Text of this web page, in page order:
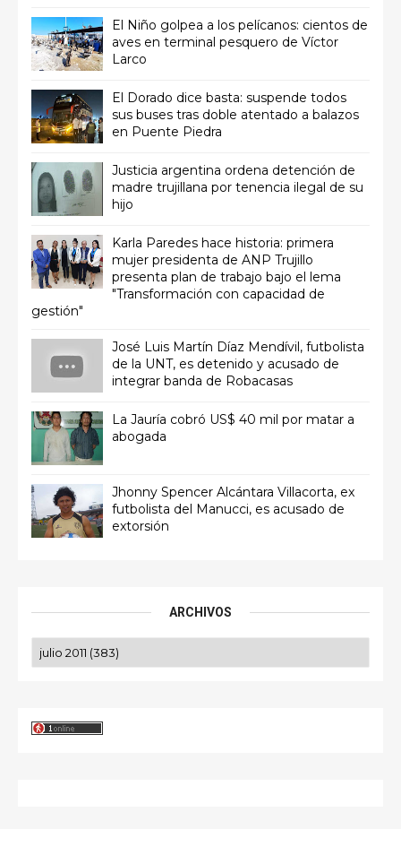
El Niño golpea a los pelícanos: cientos de
aves en terminal pesquero de Víctor
Larco
El Dorado dice basta: suspende todos
sus buses tras doble atentado a balazos
en Puente Piedra
Justicia argentina ordena detención de
madre trujillana por tenencia ilegal de su
hijo
Karla Paredes hace historia: primera
mujer presidenta de ANP Trujillo
presenta plan de trabajo bajo el lema
"Transformación con capacidad de
gestión"
José Luis Martín Díaz Mendívil, futbolista
de la UNT, es detenido y acusado de
integrar banda de Robacasas
La Jauría cobró US$ 40 mil por matar a
abogada
Jhonny Spencer Alcántara Villacorta, ex
futbolista del Manucci, es acusado de
extorsión
ARCHIVOS